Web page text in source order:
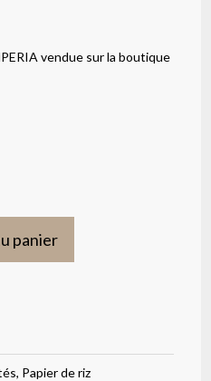
vendue sur la boutique
panier
, Papier de riz